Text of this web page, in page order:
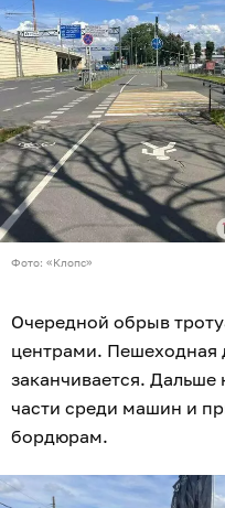
Фото: «Клопс»
Очередной обрыв
центрами.
заканчивается.
части среди машин и
бордюрам.